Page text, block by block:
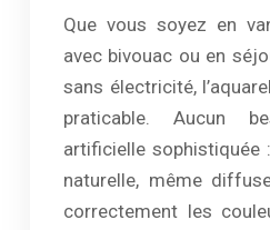
Que vous soyez en
avec bivouac ou en
sans électricité,
praticable. Aucun
artificielle sophistiquée
naturelle, même
correctement les